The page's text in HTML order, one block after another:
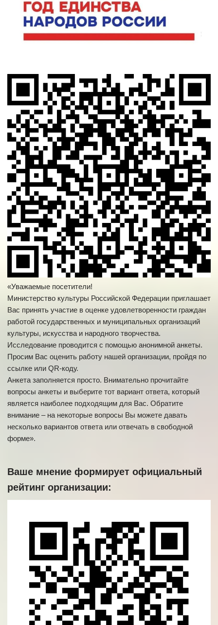
«Уважаемые посетители!
Министерство культуры Российской Федерации приглашает
Вас принять участие в оценке удовлетворенности граждан
работой государственных и муниципальных организаций
культуры, искусства и народного творчества.
Исследование проводится с помощью анонимной анкеты.
Просим Вас оценить работу нашей организации, пройдя по
ссылке или QR-коду.
Анкета заполняется просто. Внимательно прочитайте
вопросы анкеты и выберите тот вариант ответа, который
является наиболее подходящим для Вас. Обратите
внимание – на некоторые вопросы Вы можете давать
несколько вариантов ответа или отвечать в свободной
форме».
Ваше мнение формирует официальный
рейтинг организации: